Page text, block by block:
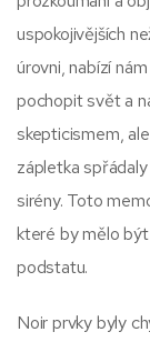
uspokojivějších
úrovni, nabízí
pochopit svět a
skepticismem,
zápletka
sirény. Toto
které by mělo
podstatu.
Noir prvky byly